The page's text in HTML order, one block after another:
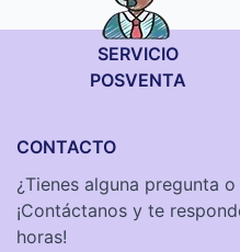
SERVICIO
POSVENTA
CONTACTO
¿Tienes alguna pregunta
¡Contáctanos y te
horas!